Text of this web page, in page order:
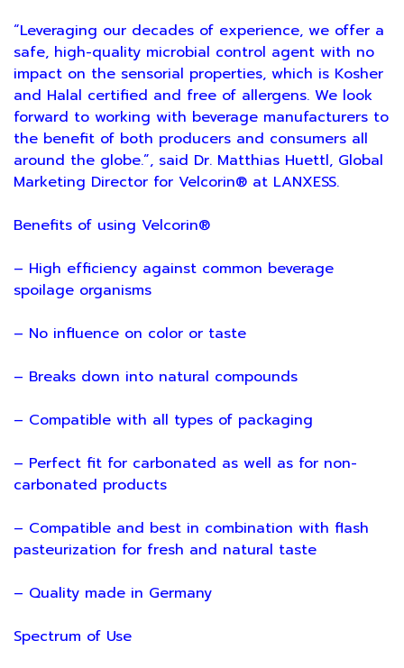
“Leveraging our decades of experience, we offer a
safe, high-quality microbial control agent with no
impact on the sensorial properties, which is Kosher
and Halal certified and free of allergens. We look
forward to working with beverage manufacturers to
the benefit of both producers and consumers all
around the globe.”, said Dr. Matthias Huettl, Global
Marketing Director for Velcorin® at LANXESS.
Benefits of using Velcorin®
– High efficiency against common beverage
spoilage organisms
– No influence on color or taste
– Breaks down into natural compounds
– Compatible with all types of packaging
– Perfect fit for carbonated as well as for non-
carbonated products
– Compatible and best in combination with flash
pasteurization for fresh and natural taste
– Quality made in Germany
Spectrum of Use